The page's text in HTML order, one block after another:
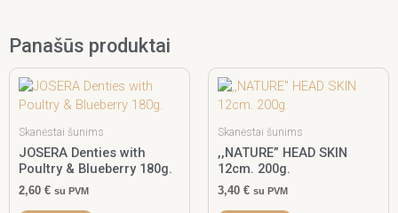
Panašūs produktai
Skanėstai šunims
JOSERA Denties with
Poultry & Blueberry 180g.
2,60 € su PVM
Skanėstai šunims
,,NATURE” HEAD SKIN
12cm. 200g.
3,40 € su PVM